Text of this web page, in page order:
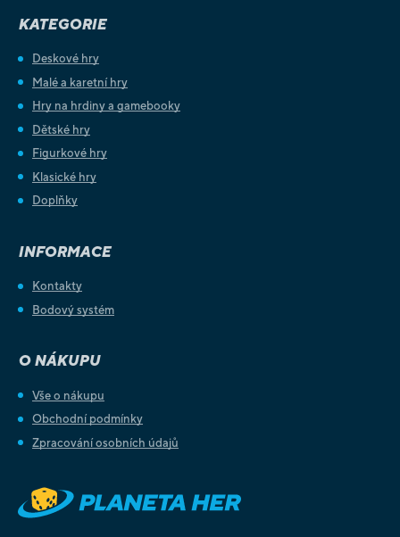
KATEGORIE
Deskové hry
Malé a karetní hry
Hry na hrdiny a gamebooky
Dětské hry
Figurkové hry
Klasické hry
Doplňky
INFORMACE
Kontakty
Bodový systém
O NÁKUPU
Vše o nákupu
Obchodní podmínky
Zpracování osobních údajů